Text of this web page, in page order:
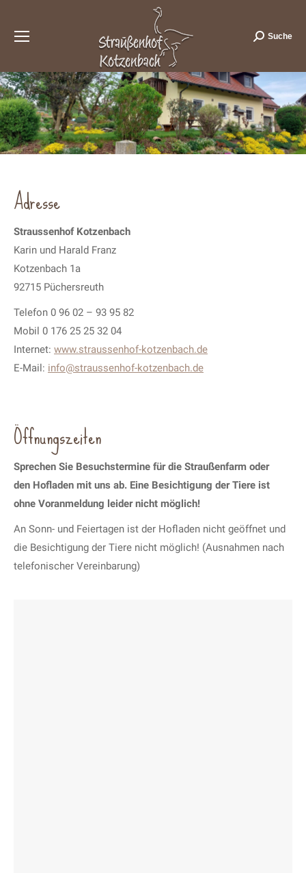
Search:
Suche
Adresse
Straussenhof Kotzenbach
Karin und Harald Franz
Kotzenbach 1a
92715 Püchersreuth
Telefon 0 96 02 – 93 95 82
Mobil 0 176 25 25 32 04
Internet: www.straussenhof-kotzenbach.de
E-Mail: info@straussenhof-kotzenbach.de
Öffnungszeiten
Sprechen Sie Besuchstermine für die Straußenfarm oder
den Hofladen mit uns ab. Eine Besichtigung der Tiere ist
ohne Voranmeldung leider nicht möglich!
An Sonn- und Feiertagen ist der Hofladen nicht geöffnet und
die Besichtigung der Tiere nicht möglich! (Ausnahmen nach
telefonischer Vereinbarung)